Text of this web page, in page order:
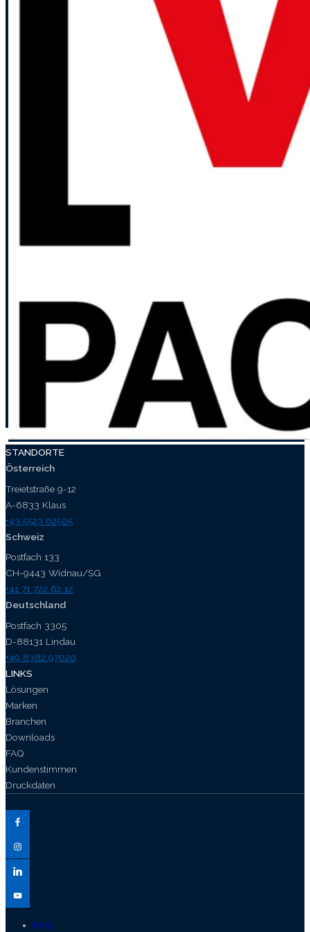
STANDORTE
Österreich
Treietstraße 9-12
A-6833 Klaus
+43 5523 62505
Schweiz
Postfach 133
CH-9443 Widnau/SG
+41 71 722 62 12
Deutschland
Postfach 3305
D-88131 Lindau
+49 8382 97020
LINKS
Lösungen
Marken
Branchen
Downloads
FAQ
Kundenstimmen
Druckdaten
FAQ